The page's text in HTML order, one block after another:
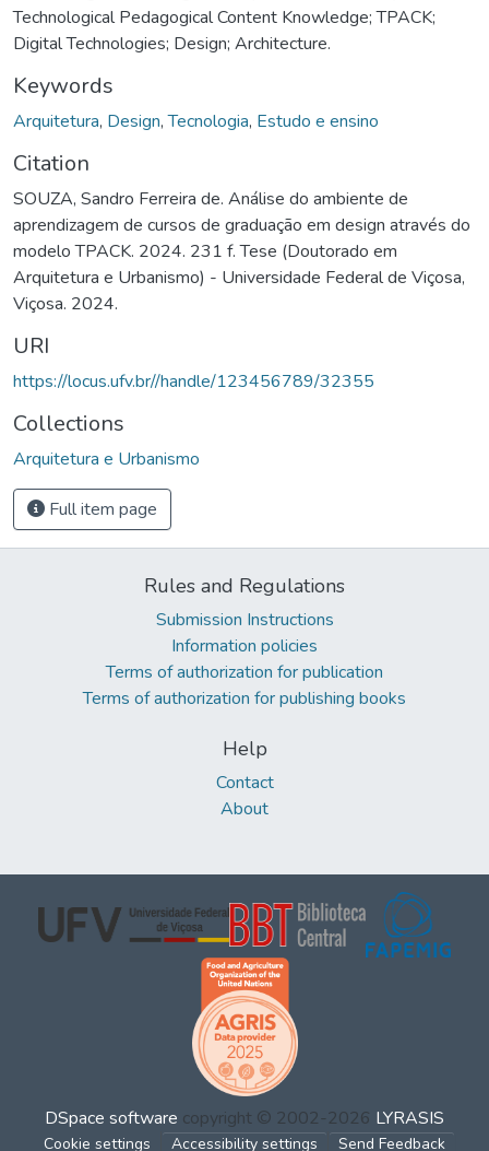
Technological Pedagogical Content Knowledge; TPACK;
Digital Technologies; Design; Architecture.
Keywords
Arquitetura, Design,Tecnologia, Estudo e ensino
Citation
SOUZA, Sandro Ferreira de. Análise do ambiente de
aprendizagem de cursos de graduação em design através do
modelo TPACK. 2024. 231 f. Tese (Doutorado em
Arquitetura e Urbanismo) - Universidade Federal de Viçosa,
Viçosa. 2024.
URI
https://locus.ufv.br//handle/123456789/32355
Collections
Arquitetura e Urbanismo
Full item page
Rules and Regulations
Submission Instructions
Information policies
Terms of authorization for publication
Terms of authorization for publishing books
Help
Contact
About
DSpace software copyright © 2002-2026 LYRASIS
Cookie settings Accessibility settings Send Feedback